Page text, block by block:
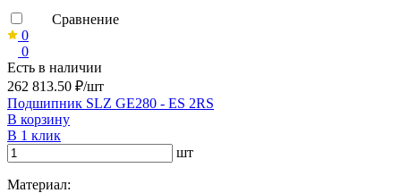
Сравнение
0
0
Есть в наличии
262 813.50 ₽/шт
Подшипник SLZ GE280 - ES 2RS
В корзину
В 1 клик
шт
Материал: